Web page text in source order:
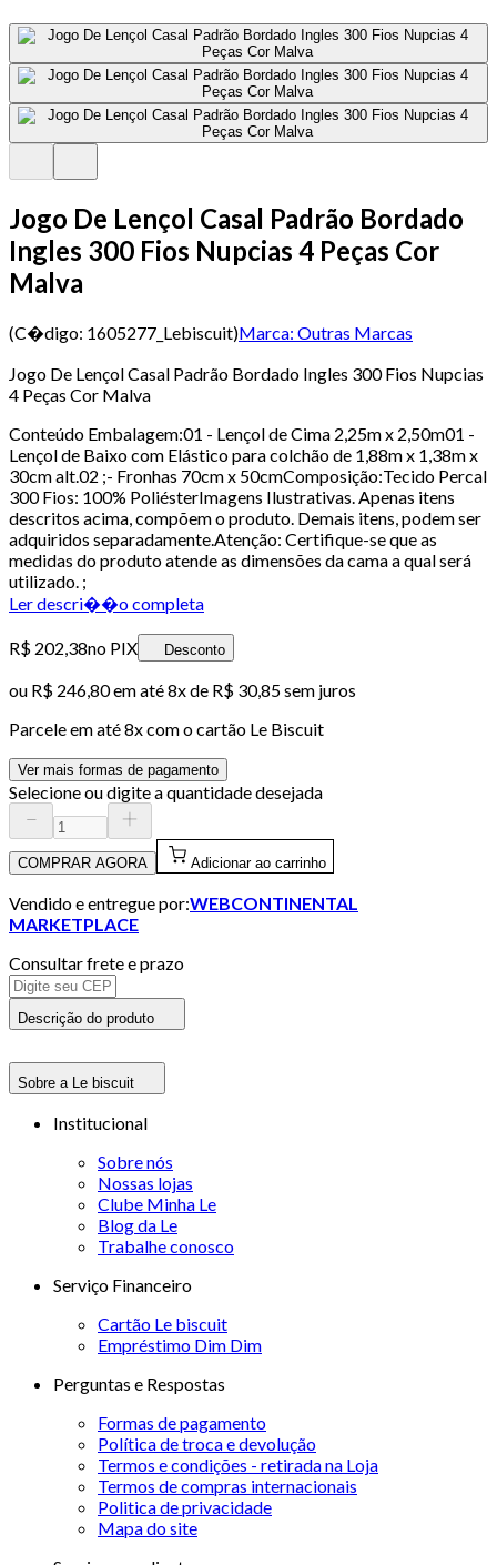
Jogo De Lençol Casal Padrão Bordado
Ingles 300 Fios Nupcias 4 Peças Cor
Malva
(C�digo: 1605277_Lebiscuit)Marca: Outras Marcas
Jogo De Lençol Casal Padrão Bordado Ingles 300 Fios Nupcias
4 Peças Cor Malva
Conteúdo Embalagem:01 - Lençol de Cima 2,25m x 2,50m01 -
Lençol de Baixo com Elástico para colchão de 1,88m x 1,38m x
30cm alt.02 ;- Fronhas 70cm x 50cmComposição:Tecido Percal
300 Fios: 100% PoliésterImagens Ilustrativas. Apenas itens
descritos acima, compõem o produto. Demais itens, podem ser
adquiridos separadamente.Atenção: Certifique-se que as
medidas do produto atende as dimensões da cama a qual será
utilizado. ;
Ler descri��o completa
R$ 202,38no PIX Desconto
ou R$ 246,80em até8x de R$ 30,85 sem juros
Parcele em até8x com o cartão Le Biscuit
Ver mais formas de pagamento
Selecione ou digite a quantidade desejada
COMPRAR AGORA Adicionar ao carrinho
Vendido e entregue por:WEBCONTINENTAL
MARKETPLACE
Consultar frete e prazo
Descrição do produto
Sobre a Le biscuit
Institucional
Sobre nós
Nossas lojas
Clube Minha Le
Blog da Le
Trabalhe conosco
Serviço Financeiro
Cartão Le biscuit
Empréstimo Dim Dim
Perguntas e Respostas
Formas de pagamento
Política de troca e devolução
Termos e condições - retirada na Loja
Termos de compras internacionais
Politica de privacidade
Mapa do site